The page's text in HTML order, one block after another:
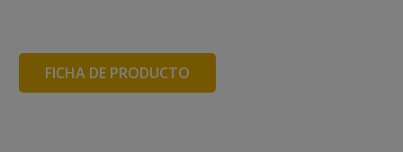
FICHA DE PRODUCTO